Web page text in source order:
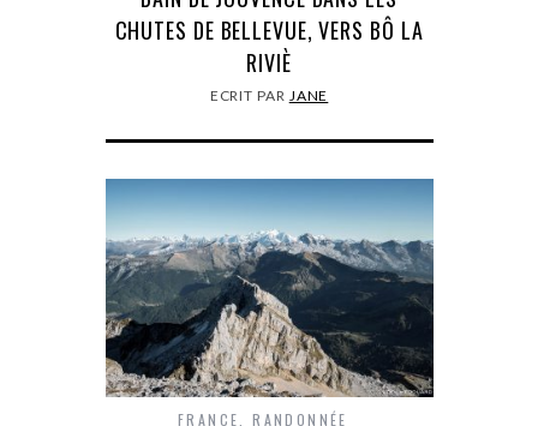
CHUTES DE BELLEVUE, VERS BÔ LA
RIVIÈ
ECRIT PAR JANE
FRANCE ,RANDONNÉE